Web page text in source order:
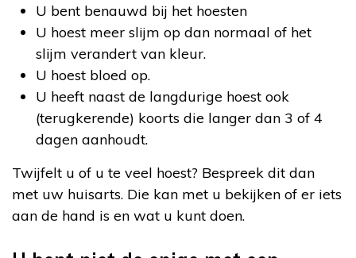
U bent benauwd bij het hoesten
U hoest meer slijm op dan normaal of het
slijm verandert van kleur.
U hoest bloed op.
U heeft naast de langdurige hoest ook
(terugkerende) koorts die langer dan 3 of 4
dagen aanhoudt.
Twijfelt u of u te veel hoest? Bespreek dit dan
met uw huisarts. Die kan met u bekijken of er iets
aan de hand is en wat u kunt doen.